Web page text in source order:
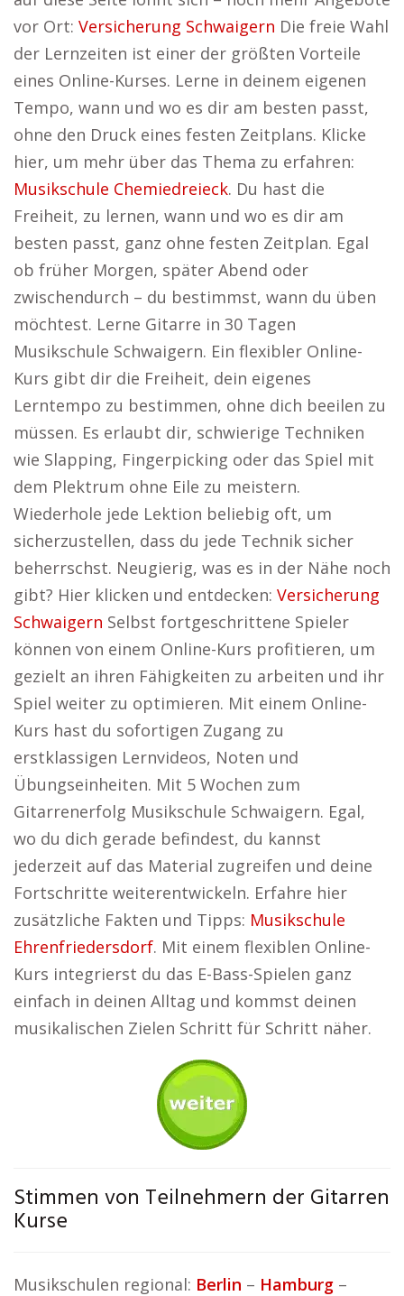
vor Ort: Versicherung Schwaigern Die freie Wahl
der Lernzeiten ist einer der größten Vorteile
eines Online-Kurses. Lerne in deinem eigenen
Tempo, wann und wo es dir am besten passt,
ohne den Druck eines festen Zeitplans. Klicke
hier, um mehr über das Thema zu erfahren:
Musikschule Chemiedreieck. Du hast die
Freiheit, zu lernen, wann und wo es dir am
besten passt, ganz ohne festen Zeitplan. Egal
ob früher Morgen, später Abend oder
zwischendurch – du bestimmst, wann du üben
möchtest. Lerne Gitarre in 30 Tagen
Musikschule Schwaigern. Ein flexibler Online-
Kurs gibt dir die Freiheit, dein eigenes
Lerntempo zu bestimmen, ohne dich beeilen zu
müssen. Es erlaubt dir, schwierige Techniken
wie Slapping, Fingerpicking oder das Spiel mit
dem Plektrum ohne Eile zu meistern.
Wiederhole jede Lektion beliebig oft, um
sicherzustellen, dass du jede Technik sicher
beherrschst. Neugierig, was es in der Nähe noch
gibt? Hier klicken und entdecken: Versicherung
Schwaigern Selbst fortgeschrittene Spieler
können von einem Online-Kurs profitieren, um
gezielt an ihren Fähigkeiten zu arbeiten und ihr
Spiel weiter zu optimieren. Mit einem Online-
Kurs hast du sofortigen Zugang zu
erstklassigen Lernvideos, Noten und
Übungseinheiten. Mit 5 Wochen zum
Gitarrenerfolg Musikschule Schwaigern. Egal,
wo du dich gerade befindest, du kannst
jederzeit auf das Material zugreifen und deine
Fortschritte weiterentwickeln. Erfahre hier
zusätzliche Fakten und Tipps: Musikschule
Ehrenfriedersdorf. Mit einem flexiblen Online-
Kurs integrierst du das E-Bass-Spielen ganz
einfach in deinen Alltag und kommst deinen
musikalischen Zielen Schritt für Schritt näher.
Stimmen von Teilnehmern der Gitarren
Kurse
Musikschulen regional: Berlin – Hamburg –